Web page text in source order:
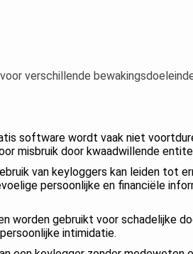
verschillende
software wordt vaak niet
misbruik door kwaadwillende
van keyloggers kan leiden tot
persoonlijke en financiële
worden gebruikt voor schadelijke
intimidatie.